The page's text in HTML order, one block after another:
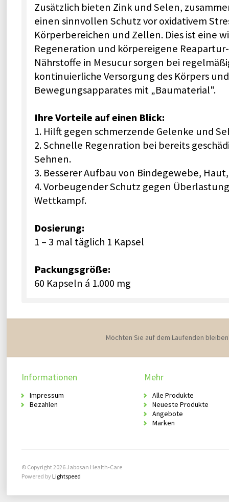
Zusätzlich bieten Zink und Selen,
einen sinnvollen Schutz vor oxidativem
Körperbereichen und Zellen. Dies ist eine
Regeneration und körpereigene
Nährstoffe in Mesucur sorgen bei
kontinuierliche Versorgung des Körpers
Bewegungsapparates mit „Baumaterial".
Ihre Vorteile auf einen Blick:
1. Hilft gegen schmerzende Gelenke und
2. Schnelle Regenration bei bereits
Sehnen.
3. Besserer Aufbau von Bindegewebe,
4. Vorbeugender Schutz gegen
Wettkampf.
Dosierung:
1 – 3 mal täglich 1 Kapsel
Packungsgröße:
60 Kapseln á 1.000 mg
Möchten Sie auf dem Laufenden
Informationen
Impressum
Bezahlen
Mehr
Alle Produkte
Neueste Produkte
Angebote
Marken
© Copyright 2026 Jabosan Health-Care
Powered byLightspeed